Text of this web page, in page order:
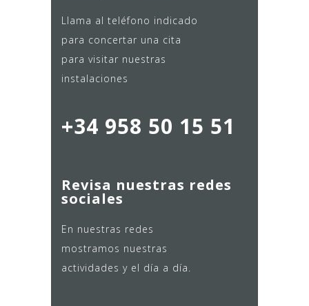
Llama al teléfono indicado
para concertar una cita
para visitar nuestras
instalaciones
+34 958 50 15 51
Revisa nuestras redes
sociales
En nuestras redes
mostramos nuestras
actividades y el día a día.